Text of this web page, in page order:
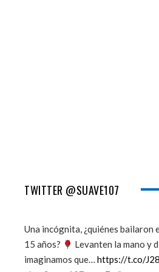
TWITTER @SUAVE107
Una incógnita, ¿quiénes bailaron
15 años?
Levanten la mano y
imaginamos que… https://t.co/